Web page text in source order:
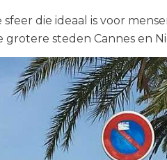
die ideaal is voor
grotere steden Cannes en